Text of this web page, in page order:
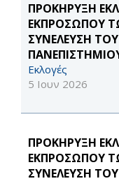
ΠΡΟΚΗΡΥΞΗ
ΕΚΠΡΟΣΩΠΟΥ
ΣΥΝΕΛΕΥΣΗ
Εκλογές
5 Ιουν 2026
ΠΡΟΚΗΡΥΞΗ
ΕΚΠΡΟΣΩΠΟΥ
ΣΥΝΕΛΕΥΣΗ